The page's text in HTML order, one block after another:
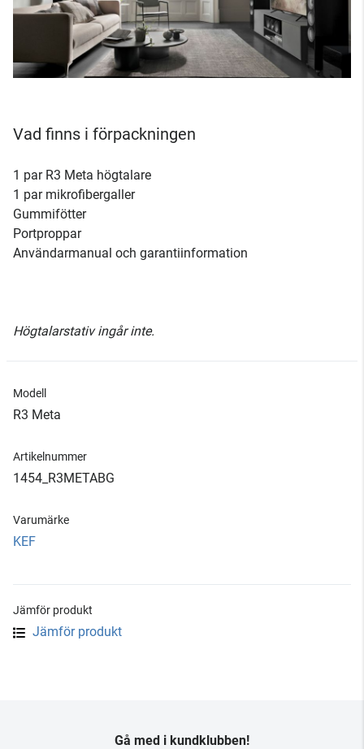
Vad finns i förpackningen
1 par R3 Meta högtalare
1 par mikrofibergaller
Gummifötter
Portproppar
Användarmanual och garantiinformation
Högtalarstativ ingår inte.
Modell
R3 Meta
Artikelnummer
1454_R3METABG
Varumärke
KEF
Jämför produkt
Jämför produkt
Gå med i kundklubben!